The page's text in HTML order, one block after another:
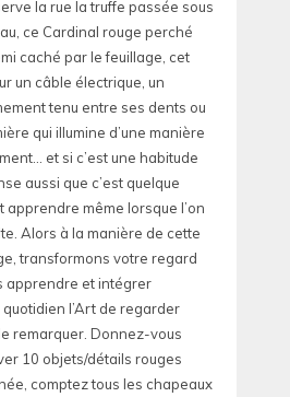
la rue la truffe passée sous
ce Cardinal rouge perché
caché par le feuillage, cet
un câble électrique, un
tenu entre ses dents ou
qui illumine d’une manière
et si c’est une habitude
aussi que c’est quelque
apprendre même lorsque l’on
Alors à la manière de cette
transformons votre regard
apprendre et intégrer
l’Art de regarder
remarquer. Donnez-vous
10 objets/détails rouges
comptez tous les chapeaux